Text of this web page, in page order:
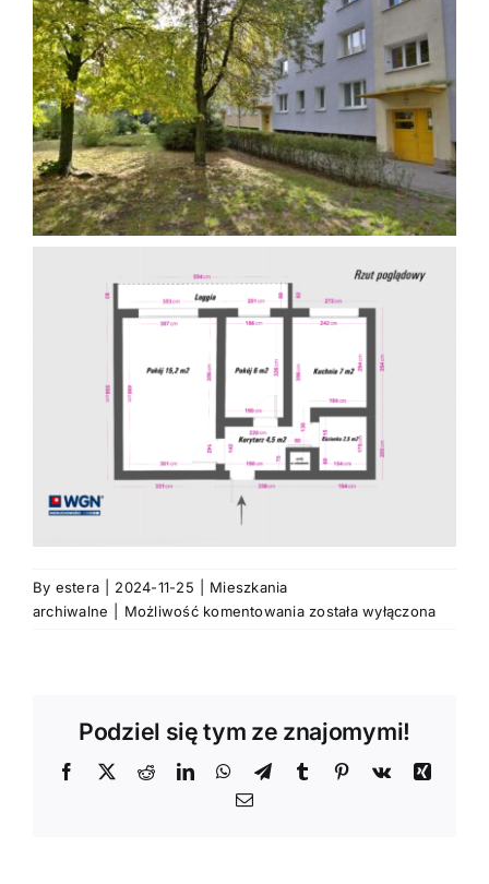
By estera 2024-11-25
Mieszkania
archiwalne
Możliwość komentowania Mieszkanie
Rataje,
została wyłączona
Podziel się tym ze znajomymi!
Facebook
X RedditLinkedInWhatsApp
TelegramTumblr Pinterest
Vk
Xing
Email